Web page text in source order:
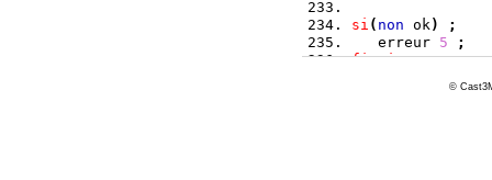
si ( non ok)
;
   erreur
5
;
finsi ;
©